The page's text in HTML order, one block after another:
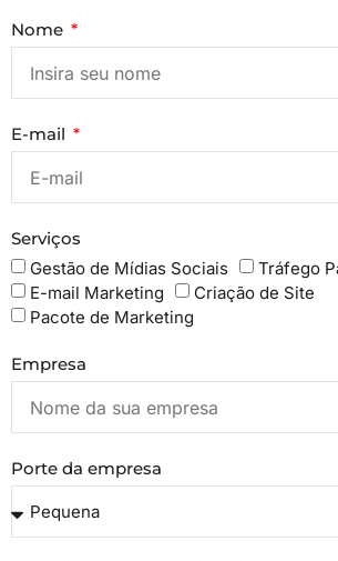
Nome
E-mail
Serviços
Gestão de Mídias Sociais
Tráfego
E-mail Marketing
Criação de Site
Pacote de Marketing
Empresa
Porte da empresa